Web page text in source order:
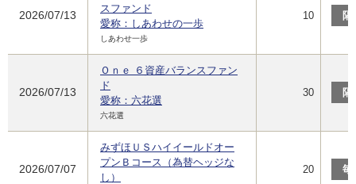
2026/07/13
スファンド
愛称：しあわせの一歩
しあわせ一歩
10 隔
2026/07/13
Ｏｎｅ ６資産バランスファン
ド
愛称：六花選
六花選
30 隔
2026/07/07
みずほＵＳハイイールドオー
プンＢコース（為替ヘッジな
し）
20 毎